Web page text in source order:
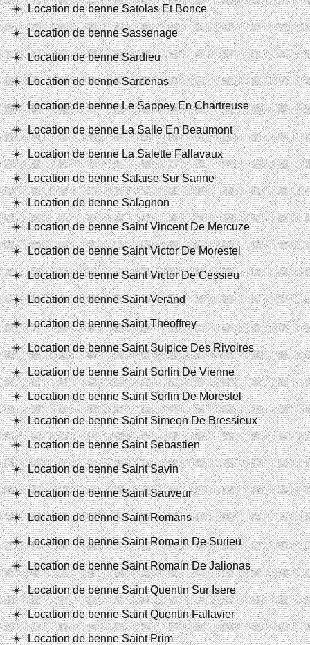
Location de benne Satolas Et Bonce
Location de benne Sassenage
Location de benne Sardieu
Location de benne Sarcenas
Location de benne Le Sappey En Chartreuse
Location de benne La Salle En Beaumont
Location de benne La Salette Fallavaux
Location de benne Salaise Sur Sanne
Location de benne Salagnon
Location de benne Saint Vincent De Mercuze
Location de benne Saint Victor De Morestel
Location de benne Saint Victor De Cessieu
Location de benne Saint Verand
Location de benne Saint Theoffrey
Location de benne Saint Sulpice Des Rivoires
Location de benne Saint Sorlin De Vienne
Location de benne Saint Sorlin De Morestel
Location de benne Saint Simeon De Bressieux
Location de benne Saint Sebastien
Location de benne Saint Savin
Location de benne Saint Sauveur
Location de benne Saint Romans
Location de benne Saint Romain De Surieu
Location de benne Saint Romain De Jalionas
Location de benne Saint Quentin Sur Isere
Location de benne Saint Quentin Fallavier
Location de benne Saint Prim